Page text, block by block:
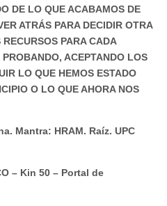
DE LO QUE ACABAMOS DE
ATRÁS PARA DECIDIR OTRA
PARA CADA
ACEPTANDO LOS
LO QUE HEMOS ESTADO
O LO QUE AHORA NOS
Mantra: HRAM. Raíz. UPC
– Kin 50 – Portal de